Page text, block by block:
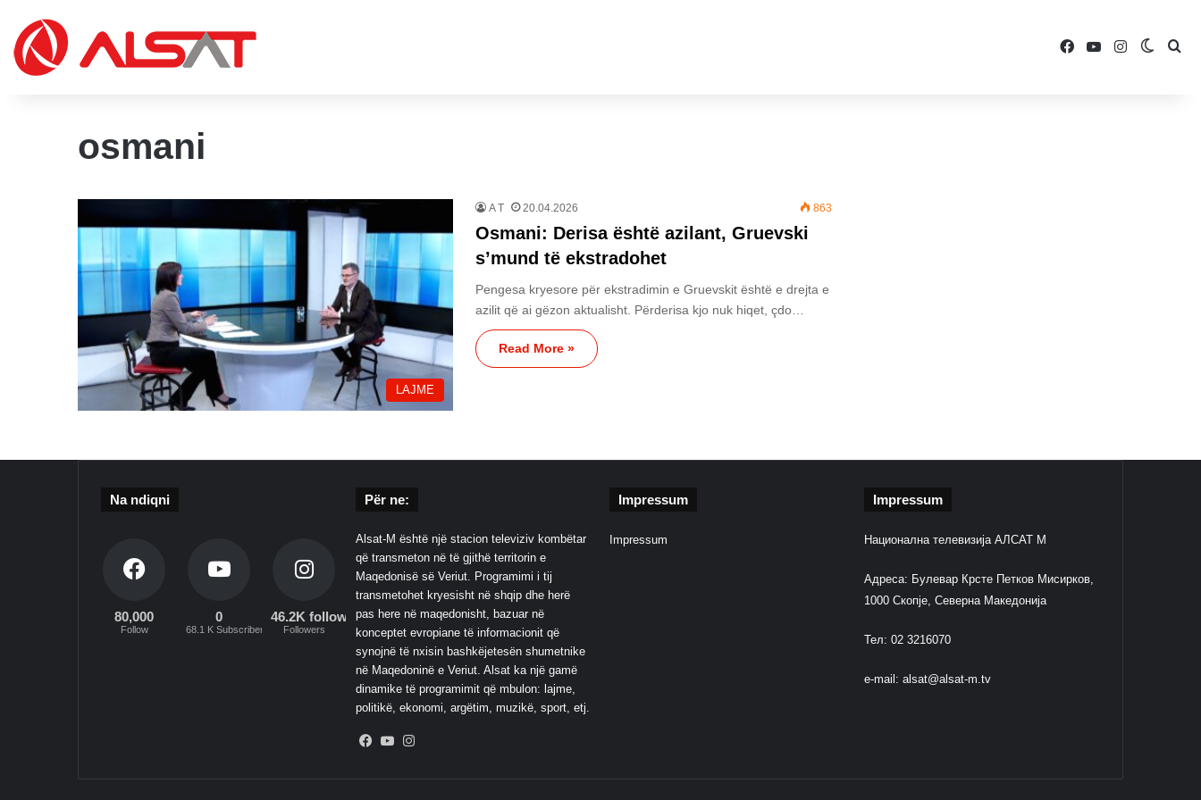
FacebookYouTubeInstagram
osmani
LAJME
A T 20.04.2026 863
Osmani: Derisa është azilant, Gruevski
s’mund të ekstradohet
Pengesa kryesore për ekstradimin e Gruevskit është e drejta e
azilit që ai gëzon aktualisht. Përderisa kjo nuk hiqet, çdo…
Read More »
Na ndiqni
80,000
Follow
0
68.1 K Subscribers
46.2K followers
Followers
Për ne:
Alsat-M është një stacion televiziv kombëtar
që transmeton në të gjithë territorin e
Maqedonisë së Veriut. Programimi i tij
transmetohet kryesisht në shqip dhe herë
pas here në maqedonisht, bazuar në
konceptet evropiane të informacionit që
synojnë të nxisin bashkëjetesën shumetnike
në Maqedoninë e Veriut. Alsat ka një gamë
dinamike të programimit që mbulon: lajme,
politikë, ekonomi, argëtim, muzikë, sport, etj.
Facebook
YouTube
Impressum
Impressum
Impressum
Национална телевизија АЛСАТ М
Адреса: Булевар Крсте Петков Мисирков,
1000 Скопје, Северна Македонија
Тел: 02 3216070
e-mail: alsat@alsat-m.tv